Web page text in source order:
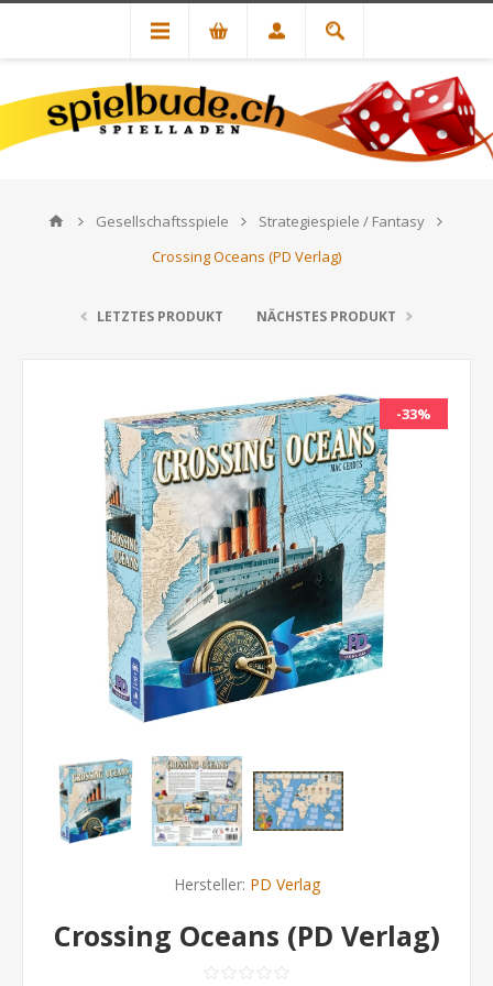
Gesellschaftsspiele
Strategiespiele / Fantasy
Crossing Oceans (PD Verlag)
LETZTES PRODUKT NÄCHSTES PRODUKT
-33%
Hersteller: PD Verlag
Crossing Oceans (PD Verlag)